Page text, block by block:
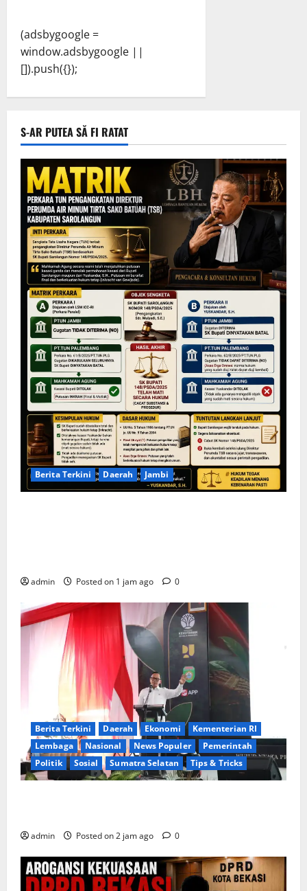
(adsbygoogle =
window.adsbygoogle ||
[]).push({});
S-AR PUTEA SĂ FI RATAT
Berita Terkini Daerah Jambi
admin Posted on 1 jam ago 0
Berita Terkini Daerah Ekonomi
Kementerian RI
Lembaga
Nasional News Populer
Pemerintah
Politik
Sosial Sumatra Selatan Tips & Tricks
admin Posted on 2 jam ago 0